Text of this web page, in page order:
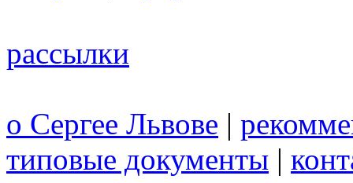
рассылки
о Сергее Львове |
типовые документы |